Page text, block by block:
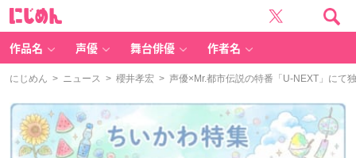
作品名 声優 舞台俳優 作者名
にじめん > ニュース > 櫻井孝宏 > 声優×Mr.都市伝説の特番「U-NEXT」にて